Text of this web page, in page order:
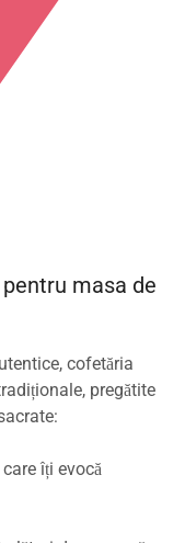
masa de
cofetăria
pregătite
îți evocă